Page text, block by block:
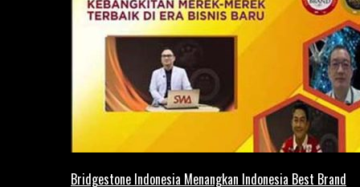
Bridgestone Indonesia Menangkan Indonesia Best Brand